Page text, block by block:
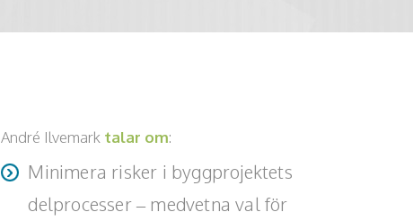
André Ilvemark talar om:
Minimera risker i byggprojektets
delprocesser – medvetna val för